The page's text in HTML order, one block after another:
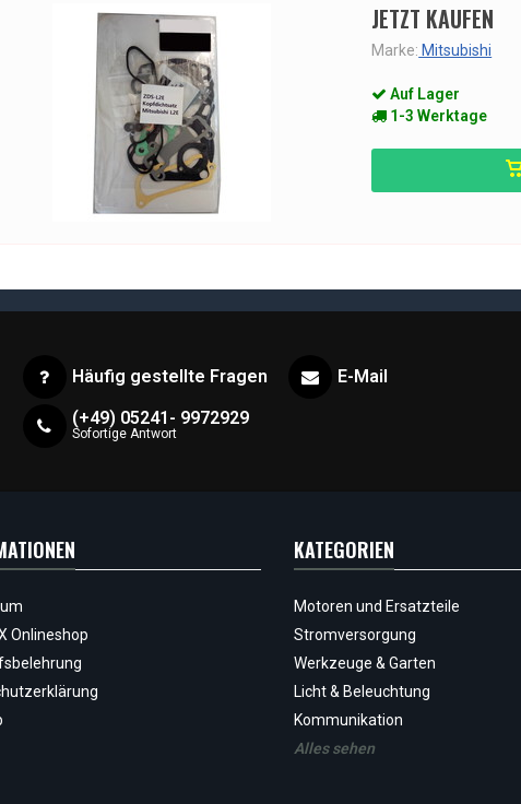
JETZT KAUFEN
Marke: Mitsubishi
Auf Lager
1-3 Werktage
Häufig gestellte Fragen
(+49) 05241- 9972929
Sofortige Antwort
E-Mail
Onlineshop
KATEGORIEN
Motoren und Ersatzteile
Stromversorgung
Werkzeuge & Garten
Licht & Beleuchtung
Kommunikation
Alles sehen